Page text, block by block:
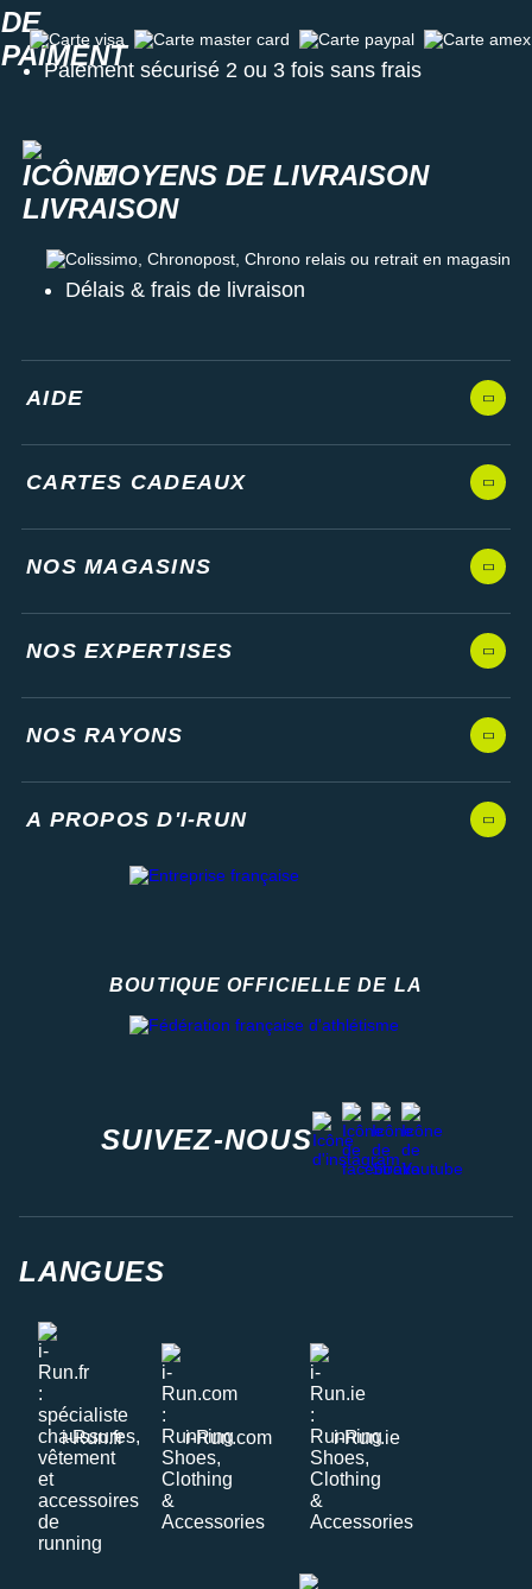
Carte visa Carte master card Carte paypal Carte amex
Paiement sécurisé 2 ou 3 fois sans frais
MOYENS DE LIVRAISON
Colissimo, Chronopost, Chrono relais ou retrait en magasin
Délais & frais de livraison
AIDE
CARTES CADEAUX
NOS MAGASINS
NOS EXPERTISES
NOS RAYONS
A PROPOS D'I-RUN
BOUTIQUE OFFICIELLE DE LA
SUIVEZ-NOUS
instagram
facebook
stravayoutube
LANGUES
i-Run.fr i-Run.com i-Run.ie